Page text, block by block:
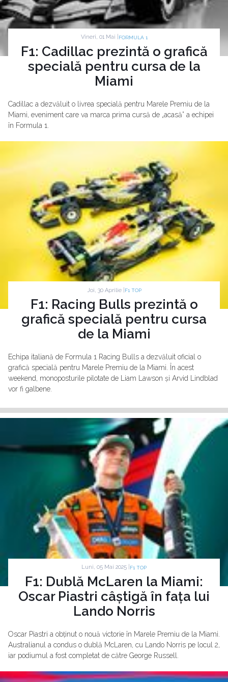
Vineri, 01 Mai | FORMULA 1
F1: Cadillac prezintă o grafică
specială pentru cursa de la
Miami
Cadillac a dezvăluit o livrea specială pentru Marele Premiu de la
Miami, eveniment care va marca prima cursă de „acasă” a echipei
în Formula 1.
Joi, 30 Aprilie | F1 TOP
F1: Racing Bulls prezintă o
grafică specială pentru cursa
de la Miami
Echipa italiană de Formula 1 Racing Bulls a dezvăluit oficial o
grafică specială pentru Marele Premiu de la Miami. În acest
weekend, monoposturile pilotate de Liam Lawson și Arvid Lindblad
vor fi galbene.
Luni, 05 Mai 2025 | F1 TOP
F1: Dublă McLaren la Miami:
Oscar Piastri câștigă în fața lui
Lando Norris
Oscar Piastri a obținut o nouă victorie în Marele Premiu de la Miami.
Australianul a condus o dublă McLaren, cu Lando Norris pe locul 2,
iar podiumul a fost completat de către George Russell.